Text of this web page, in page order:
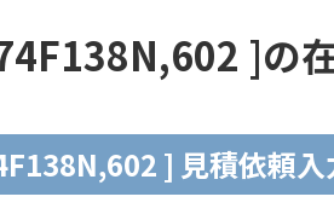
]の
] 見積依頼入